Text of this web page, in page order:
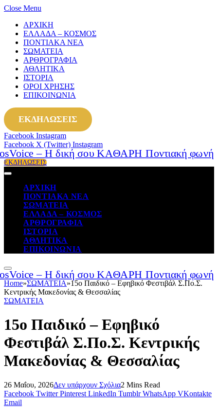
Close Menu
ΑΡΧΙΚΗ
ΕΛΛΑΔΑ – ΚΟΣΜΟΣ
ΠΟΝΤΙΑΚΑ ΝΕΑ
ΣΩΜΑΤΕΙΑ
ΑΡΘΡΟΓΡΑΦΙΑ
ΑΘΛΗΤΙΚΑ
ΙΣΤΟΡΙΑ
ΟΡΟΙ ΧΡΗΣΗΣ
ΕΠΙΚΟΙΝΩΝΙΑ
ΕΚΔΗΛΩΣΕΙΣ
Facebook Instagram
Facebook X (Twitter) Instagram
ΕΚΔΗΛΩΣΕΙΣ
ΑΡΧΙΚΗ
ΠΟΝΤΙΑΚΑ ΝΕΑ
ΣΩΜΑΤΕΙΑ
ΕΛΛΑΔΑ – ΚΟΣΜΟΣ
ΑΡΘΡΟΓΡΑΦΙΑ
ΙΣΤΟΡΙΑ
ΑΘΛΗΤΙΚΑ
ΕΠΙΚΟΙΝΩΝΙΑ
Home»ΣΩΜΑΤΕΙΑ»15ο Παιδικό – Εφηβικό Φεστιβάλ Σ.Πο.Σ.
Κεντρικής Μακεδονίας & Θεσσαλίας
ΣΩΜΑΤΕΙΑ
15ο Παιδικό – Εφηβικό
Φεστιβάλ Σ.Πο.Σ. Κεντρικής
Μακεδονίας & Θεσσαλίας
26 Μαΐου, 2026Δεν υπάρχουν Σχόλια2 Mins Read
Facebook Twitter Pinterest LinkedIn Tumblr WhatsApp VKontakte
Email